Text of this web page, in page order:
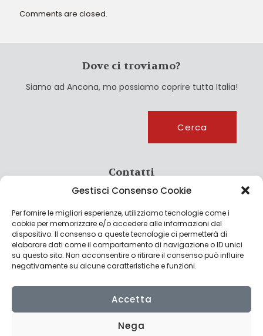
Gestisci Consenso Cookie
Per fornire le migliori esperienze, utilizziamo tecnologie come i
cookie per memorizzare e/o accedere alle informazioni del
dispositivo. Il consenso a queste tecnologie ci permetterà di
elaborare dati come il comportamento di navigazione o ID unici
su questo sito. Non acconsentire o ritirare il consenso può influire
negativamente su alcune caratteristiche e funzioni.
Accetta
Nega
Comments are closed.
Dove ci troviamo?
Siamo ad Ancona, ma possiamo coprire tutta Italia!
Cerca
Contatti
info@culturagroalimentare.com
Note legali
Privacy Policy